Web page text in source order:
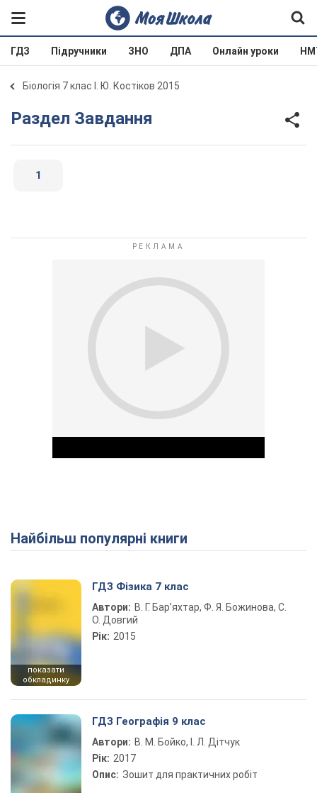
ГДЗ Підручники ЗНО ДПА Онлайн уроки
Біологія 7 клас І. Ю. Костіков 2015
Раздел Завдання
1
Play Video
Найбільш популярні книги
показати
обкладинку
ГДЗ Фізика 7 клас
Автори: В. Г. Бар’яхтар, Ф. Я. Божинова, С.
О. Довгий
Рік: 2015
ГДЗ Географія 9 клас
Автори: В. М. Бойко, І. Л. Дітчук
Рік: 2017
Опис: Зошит для практичних робіт